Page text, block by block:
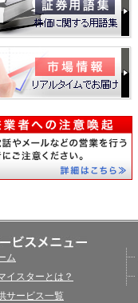
ム
イスターとは？
サービス一覧